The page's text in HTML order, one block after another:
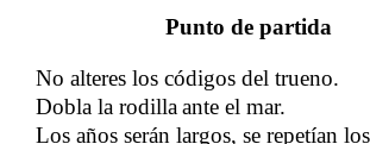
Punto de partida
No alteres los códigos del trueno.
Dobla la rodillaante el mar.
Los años serán largos, se repetían los